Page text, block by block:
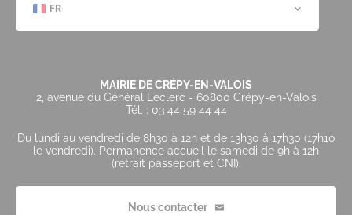
FR
MAIRIE DE CRÉPY-EN-VALOIS
2, avenue du Général Leclerc - 60800 Crépy-en-Valois
Tél. : 03 44 59 44 44
Du lundi au vendredi de 8h30 à 12h et de 13h30 à 17h30 (17h10
le vendredi). Permanence accueil le samedi de 9h à 12h
(retrait passeport et CNI).
Nous contacter